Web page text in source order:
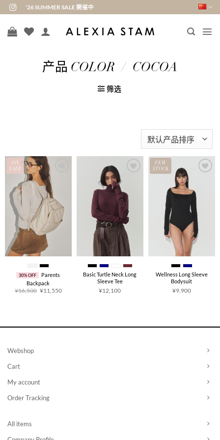
到
'26 SUMMER SALE 開催中
产品 COLOR / COCOA
筛选
ON
SALE
30% OFF
Parents
Backpack
¥16,500 原
¥11,550当
Basic Turtle Neck Long
Sleeve Tee
¥12,100
FEW
STOCK
Wellness Long Sleeve
Bodysuit
¥9,900
Webshop
Cart
My account
Order Tracking
All items